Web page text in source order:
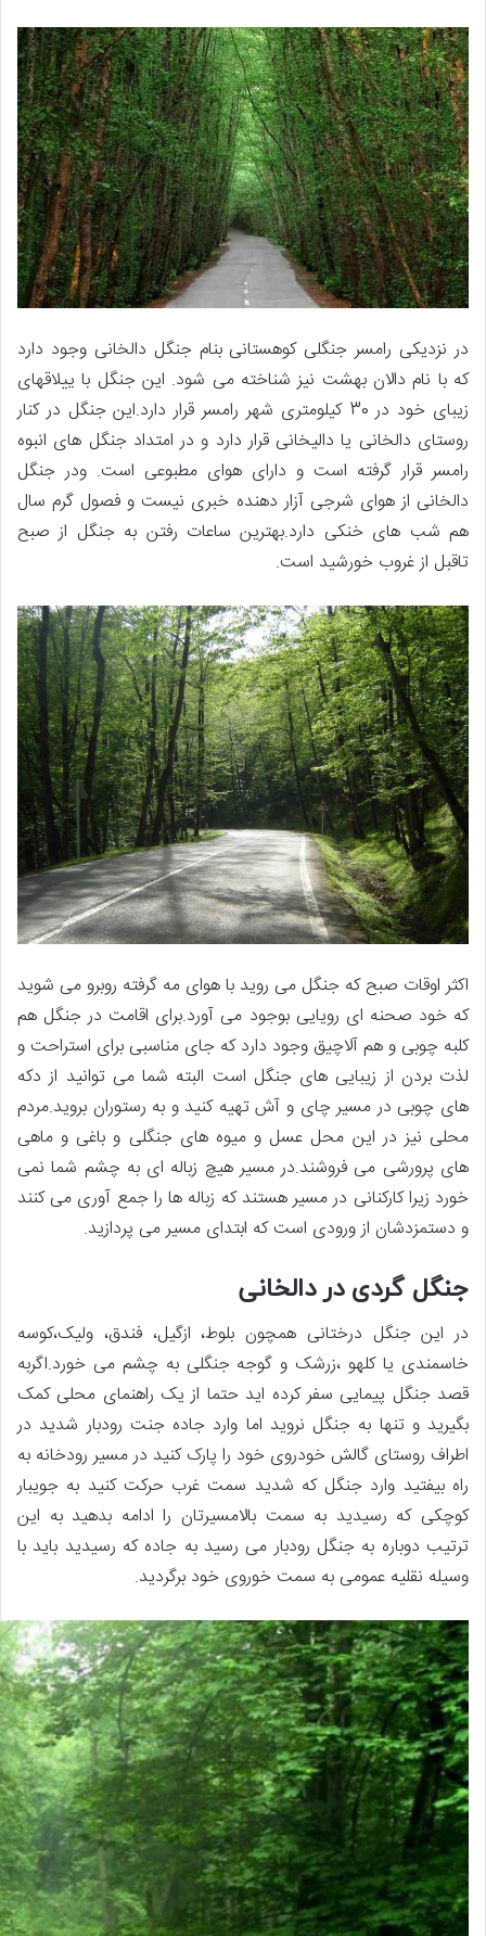
در نزدیکی رامسر جنگلی کوهستانی بنام جنگل دالخانی وجود دارد
که با نام دالان بهشت نیز شناخته می شود. این جنگل با ییلاقهای
زیبای خود در 30 کیلومتری شهر رامسر قرار دارد.این جنگل در کنار
روستای دالخانی یا دالیخانی قرار دارد و در امتداد جنگل های انبوه
رامسر قرار گرفته است و دارای هوای مطبوعی است. ودر جنگل
دالخانی از هوای شرجی آزار دهنده خبری نیست و فصول گرم سال
هم شب های خنکی دارد.بهترین ساعات رفتن به جنگل از صبح
تاقبل از غروب خورشید است.
اکثر اوقات صبح که جنگل می روید با هوای مه گرفته روبرو می شوید
که خود صحنه ای رویایی بوجود می آورد.برای اقامت در جنگل هم
کلبه چوبی و هم آلاچیق وجود دارد که جای مناسبی برای استراحت و
لذت بردن از زیبایی های جنگل است البته شما می توانید از دکه
های چوبی در مسیر چای و آش تهیه کنید و به رستوران بروید.مردم
محلی نیز در این محل عسل و میوه های جنگلی و باغی و ماهی
های پرورشی می فروشند.در مسیر هیچ زباله ای به چشم شما نمی
خورد زیرا کارکنانی در مسیر هستند که زباله ها را جمع آوری می کنند
و دستمزدشان از ورودی است که ابتدای مسیر می پردازید.
جنگل گردی در دالخانی
در این جنگل درختانی همچون بلوط، ازگیل، فندق، ولیک،کوسه
خاسمندی یا کلهو ،زرشک و گوجه جنگلی به چشم می خورد.اگربه
قصد جنگل پیمایی سفر کرده اید حتما از یک راهنمای محلی کمک
بگیرید و تنها به جنگل نروید اما وارد جاده جنت رودبار شدید در
اطراف روستای گالش خودروی خود را پارک کنید در مسیر رودخانه به
راه بیفتید وارد جنگل که شدید سمت غرب حرکت کنید به جویبار
کوچکی که رسیدید به سمت بالامسیرتان را ادامه بدهید به این
ترتیب دوباره به جنگل رودبار می رسید به جاده که رسیدید باید با
وسیله نقلیه عمومی به سمت خوروی خود برگردید.